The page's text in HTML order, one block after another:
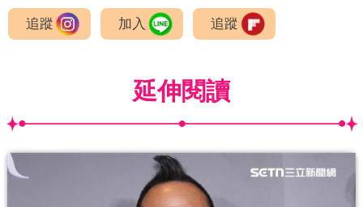
追蹤 加入 追蹤
延伸閱讀